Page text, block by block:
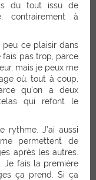
du tout issu de
contrairement à
peu ce plaisir dans
fais pas trop, parce
mais je peux me
où, tout à coup,
qu’on a deux
qui refont le
rythme. J’ai aussi
permettent de
après les autres.
Je fais la première
ça prend. Si ça